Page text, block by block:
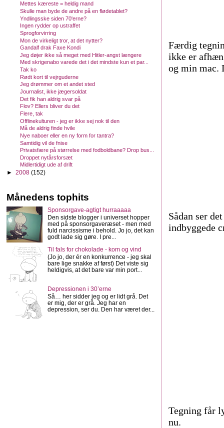
Færdig
ikke er
og min mac.
Sådan ser
indbyggede
Tegning får
nu.
Mettes kæreste = heldig mand
Skulle man byde de andre på en flødetablet?
Yndlingsske siden 70'erne?
Ingen rydder op ustraffet
Sprogforvirring
Mon de virkeligt tror, at det nytter?
Gandalf drak Faxe Kondi
Jeg døjer ikke så meget med Hitler-angst længere
Med skrigenabo varede det i det mindste kun et par...
Tak ko
Rødt kort til vejrguderne
Jeg drømmer om et andet sted
Journalist, ikke jægersoldat
Det fik han aldrig svar på
Flov? Ellers bliver du det
Flere, tak
Offlinekulturen - jeg er ikke sej nok til den
Må de aldrig finde hvile
Nye naboer eller en ny form for tantra?
Samtidig vil de fnise
Privatsfære på størrelse med fodboldbane? Drop bus...
Droppet nytårsforsæt
Midlertidigt ude af drift
► 2008 (152)
Månedens tophits
Sponsorgave-agtigt hurraaaaa
Den sidste blogger i universet hopper
med på sponsorgaveræset - men med
fuld narcissisme i behold. Jo jo, det kan
godt lade sig gøre. I pre...
Til fals for chokolade - kom og vind
(Jo jo, der ér en konkurrence - jeg skal
bare lige snakke af først) Det viste sig
heldigvis, at det bare var min port...
Depressionen i 30’erne
Så… her sidder jeg og er lidt grå. Det
er mig, der er grå. Jeg har en
depression, ser du. Den har været der...